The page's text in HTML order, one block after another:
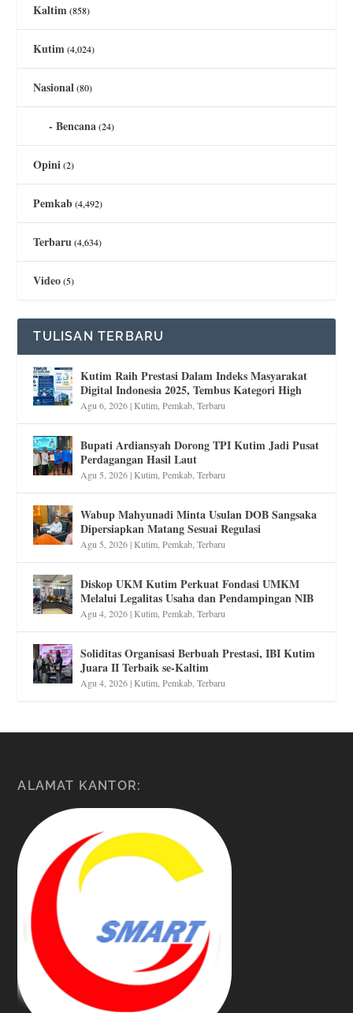
Kaltim(858)
Kutim(4,024)
Nasional(80)
Bencana(24)
Opini(2)
Pemkab(4,492)
Terbaru(4,634)
Video(5)
TULISAN TERBARU
Kutim Raih Prestasi Dalam Indeks Masyarakat
Digital Indonesia 2025, Tembus Kategori High
Agu 6, 2026|Kutim ,Pemkab ,Terbaru
Bupati Ardiansyah Dorong TPI Kutim Jadi Pusat
Perdagangan Hasil Laut
Agu 5, 2026|Kutim ,Pemkab ,Terbaru
Wabup Mahyunadi Minta Usulan DOB Sangsaka
Dipersiapkan Matang Sesuai Regulasi
Agu 5, 2026|Kutim ,Pemkab ,Terbaru
Diskop UKM Kutim Perkuat Fondasi UMKM
Melalui Legalitas Usaha dan Pendampingan NIB
Agu 4, 2026|Kutim ,Pemkab ,Terbaru
Soliditas Organisasi Berbuah Prestasi, IBI Kutim
Juara II Terbaik se-Kaltim
Agu 4, 2026|Kutim ,Pemkab ,Terbaru
ALAMAT KANTOR: